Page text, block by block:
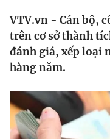
Thế giới
Tin tức
Thế giới đó đây
Câu chuyện quốc tế
Tài chính
Thị trường
Dữ liệu và đời sống
VTV.vn - Cán bộ,
trên cơ sở thành
đánh giá, xếp loại
hàng năm.